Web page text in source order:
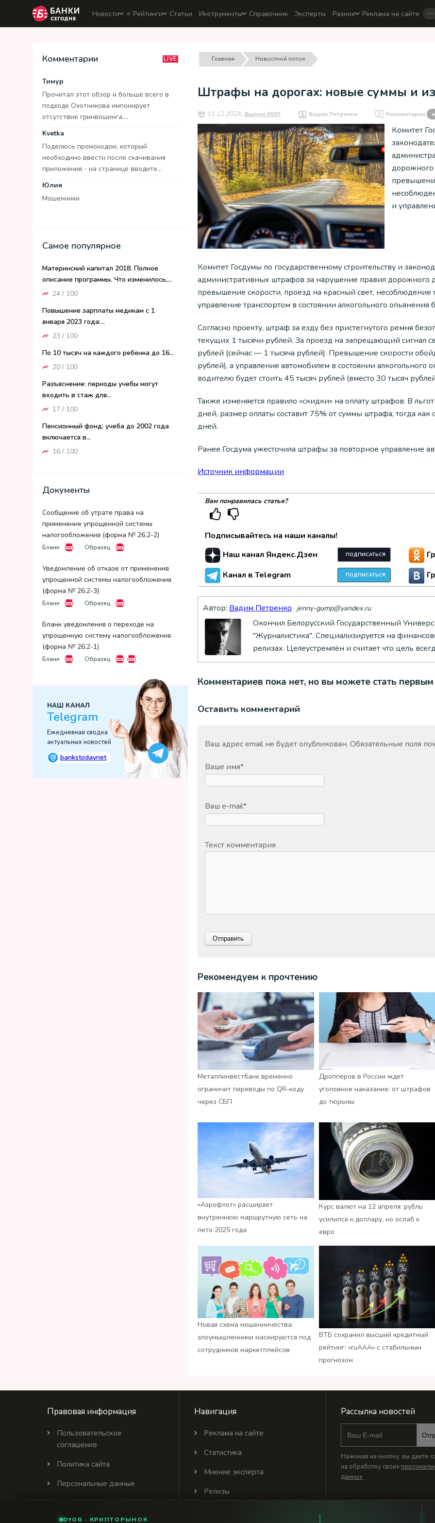
Новости ⭐️ Рейтинги Статьи Инструменты Справочник Эксперты Разное Реклама на сайте …
Комментарии LIVE
Тимур
Прочитал этот обзор и больше всего в
подходе Охотникова импонирует
отсутствие гринвошинга....
Kvetka
Поделюсь промокодом, который
необходимо ввести после скачивания
приложения - на странице вводите...
Юлия
Мошенники
Самое популярное
Материнский капитал 2018. Полное
описание программы. Что изменилось,...
24 / 100
Повышение зарплаты медикам с 1
января 2023 года:...
23 / 100
По 10 тысяч на каждого ребенка до 16...
20 / 100
Разъяснение: периоды учебы могут
входить в стаж для...
17 / 100
Пенсионный фонд: учеба до 2002 года
включается в...
16 / 100
Документы
Сообщение об утрате права на
применение упрощенной системы
налогообложения (форма № 26.2-2)
Бланк Образец
Уведомление об отказе от применения
упрощенной системы налогообложения
(форма № 26.2-3)
Бланк Образец
Бланк уведомления о переходе на
упрощенную систему налогообложения
(форма № 26.2-1)
Бланк Образец
НАШ КАНАЛ
Telegram
Ежедневная сводка
актуальных новостей
@ bankstodaynet
Главная Новостной поток
Штрафы на дорогах: новые суммы и
11.12.2024, Выпуск #097 Вадим Петренко Комментарии
Комитет
и
Комитет Госдумы по государственному строительству и
административных штрафов за нарушение правил
превышение скорости, проезд на красный свет, несоблюдение
управление транспортом в состоянии алкогольного опьянения
Согласно проекту, штраф за езду без пристегнутого ремня
текущих 1 тысячи рублей. За проезд на запрещающий сигнал
рублей (сейчас — 1 тысяча рублей). Превышение скорости
рублей), а управление автомобилем в состоянии
водителю будет стоить 45 тысяч рублей (вместо 30 тысяч
Также изменяется правило «скидки» на оплату штрафов. В
дней, размер оплаты составит 75% от суммы штрафа, тогда как
дней.
Ранее Госдума ужесточила штрафы за повторное управление
Источник информации
Вам понравилась статья?
Подписывайтесь на наши каналы!
Наш канал Яндекс.Дзен
ПОДПИСАТЬСЯ
Канал в Telegram ПОДПИСАТЬСЯ
Автор: Вадим Петренко jenny-gump@yandex.ru
Окончил Белорусский Государственный
"Журналистика". Специализируется на
релизах. Целеустремлён и считает что цель
Комментариев пока нет, но вы можете стать первым
Оставить комментарий
Ваш адрес email не будет опубликован. Обязательные поля
Ваше имя*
Ваш e-mail*
Текст комментария
Рекомендуем к прочтению
Металлинвестбанк временно
ограничит переводы по QR-коду
через СБП
Дропперов в России ждет
уголовное наказание: от штрафов
до тюрьмы
«Аэрофлот» расширяет
внутреннюю маршрутную сеть на
лето 2025 года
Курс валют на 12 апреля: рубль
усилился к доллару, но ослаб к
евро
Новая схема мошенничества:
злоумышленники маскируются под
сотрудников маркетплейсов
ВТБ сохранил высший кредитный
рейтинг: «ruАAA» с стабильным
прогнозом
Правовая информация
Пользовательское
соглашение
Политика сайта
Персональные данные
Навигация
Реклама на сайте
Статистика
Мнение эксперта
Релизы
Рассылка новостей
Нажимая на кнопку, вы даете
на обработку своих
данных
DYOR · КРИПТОРЫНОК